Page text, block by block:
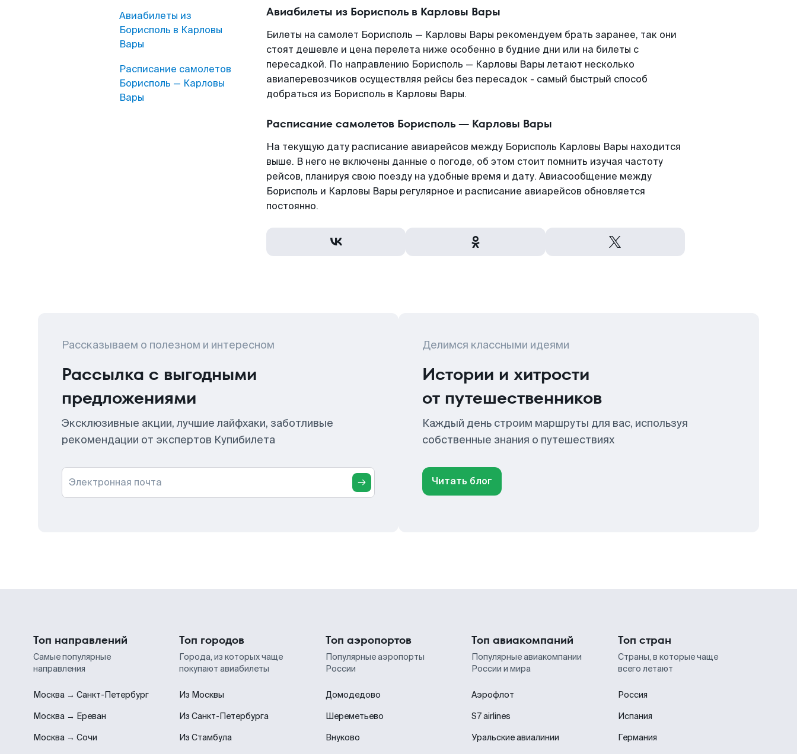
Авиабилеты из
Борисполь в Карловы
Вары
Расписание самолетов
Борисполь — Карловы
Вары
Авиабилеты из Борисполь в Карловы Вары
Билеты на самолет Борисполь — Карловы Вары рекомендуем брать заранее, так они
стоят дешевле и цена перелета ниже особенно в будние дни или на билеты с
пересадкой. По направлению Борисполь — Карловы Вары летают несколько
авиаперевозчиков осуществляя рейсы без пересадок - самый быстрый способ
добраться из Борисполь в Карловы Вары.
Расписание самолетов Борисполь — Карловы Вары
На текущую дату расписание авиарейсов между Борисполь Карловы Вары находится
выше. В него не включены данные о погоде, об этом стоит помнить изучая частоту
рейсов, планируя свою поезду на удобные время и дату. Авиасообщение между
Борисполь и Карловы Вары регулярное и расписание авиарейсов обновляется
постоянно.
Рассказываем о полезном и интересном
Рассылка с выгодными
предложениями
Эксклюзивные акции, лучшие лайфхаки, заботливые
рекомендации от экспертов Купибилета
Электронная почта
Делимся классными идеями
Истории и хитрости
от путешественников
Каждый день строим маршруты для вас, используя
собственные знания о путешествиях
Читать блог
Топ направлений
Самые популярные
направления
Москва → Санкт-Петербург
Москва → Ереван
Москва → Сочи
Топ городов
Города, из которых чаще
покупают авиабилеты
Из Москвы
Из Санкт-Петербурга
Из Стамбула
Топ аэропортов
Популярные аэропорты
России
Домодедово
Шереметьево
Внуково
Топ авиакомпаний
Популярные авиакомпании
России и мира
Аэрофлот
S7 airlines
Уральские авиалинии
Топ стран
Страны, в которые чаще
всего летают
Россия
Испания
Германия